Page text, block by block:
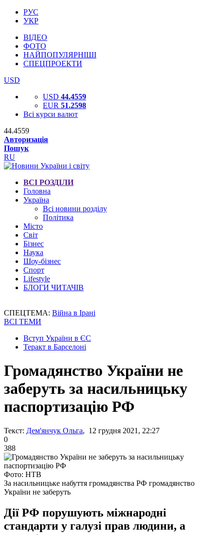
РУС
УКР
ВІДЕО
ФОТО
НАЙПОПУЛЯРНІШІ
СПЕЦПРОЕКТИ
USD
USD 44.4559
EUR 51.2598
Всі курси валют
44.4559
Авторизація
Пошук
RU
ВСІ РОЗДІЛИ
Головна
Україна
Всі новини розділу
Політика
Місто
Світ
Бізнес
Наука
Шоу-бізнес
Спорт
Lifestyle
БЛОГИ ЧИТАЧІВ
СПЕЦТЕМА: Війна в Ірані
ВСІ ТЕМИ
Вступ України в ЄС
Теракт в Барселоні
Громадянство України не
заберуть за насильницьку
паспортизацію РФ
Текст: Дем'янчук Ольга, 12 грудня 2021, 22:27
0
388
Фото: НТВ
За насильницьке набуття громадянства РФ громадянство
України не заберуть
Дії РФ порушують міжнародні
стандарти у галузі прав людини, а